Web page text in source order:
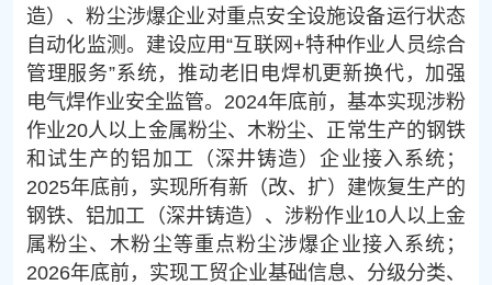
造）、粉尘涉爆企业对重点安全设施设备运行状态
自动化监测。建设应用“互联网+特种作业人员综合
管理服务”系统，推动老旧电焊机更新换代，加强
电气焊作业安全监管。2024年底前，基本实现涉粉
作业20人以上金属粉尘、木粉尘、正常生产的钢铁
和试生产的铝加工（深井铸造）企业接入系统；
2025年底前，实现所有新（改、扩）建恢复生产的
钢铁、铝加工（深井铸造）、涉粉作业10人以上金
属粉尘、木粉尘等重点粉尘涉爆企业接入系统；
2026年底前，实现工贸企业基础信息、分级分类、